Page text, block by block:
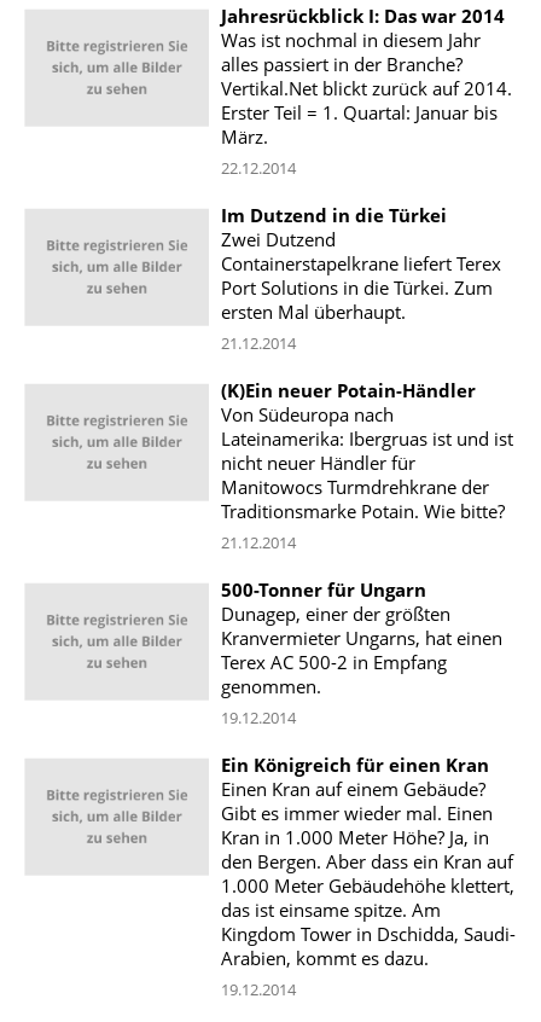
Jahresrückblick I: Das war 2014
Was ist nochmal in diesem Jahr
alles passiert in der Branche?
Vertikal.Net blickt zurück auf 2014.
Erster Teil = 1. Quartal: Januar bis
März.
22.12.2014
Im Dutzend in die Türkei
Zwei Dutzend
Containerstapelkrane liefert Terex
Port Solutions in die Türkei. Zum
ersten Mal überhaupt.
21.12.2014
(K)Ein neuer Potain-Händler
Von Südeuropa nach
Lateinamerika: Ibergruas ist und ist
nicht neuer Händler für
Manitowocs Turmdrehkrane der
Traditionsmarke Potain. Wie bitte?
21.12.2014
500-Tonner für Ungarn
Dunagep, einer der größten
Kranvermieter Ungarns, hat einen
Terex AC 500-2 in Empfang
genommen.
19.12.2014
Ein Königreich für einen Kran
Einen Kran auf einem Gebäude?
Gibt es immer wieder mal. Einen
Kran in 1.000 Meter Höhe? Ja, in
den Bergen. Aber dass ein Kran auf
1.000 Meter Gebäudehöhe klettert,
das ist einsame spitze. Am
Kingdom Tower in Dschidda, Saudi-
Arabien, kommt es dazu.
19.12.2014